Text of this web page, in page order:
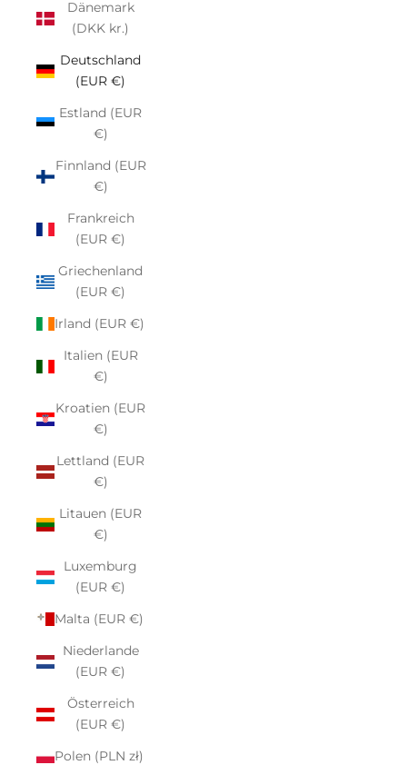
Dänemark
(DKK kr.)
Deutschland
(EUR €)
Estland (EUR
€)
Finnland (EUR
€)
Frankreich
(EUR €)
Griechenland
(EUR €)
Irland (EUR €)
Italien (EUR
€)
Kroatien (EUR
€)
Lettland (EUR
€)
Litauen (EUR
€)
Luxemburg
(EUR €)
Malta (EUR €)
Niederlande
(EUR €)
Österreich
(EUR €)
Polen (PLN zł)